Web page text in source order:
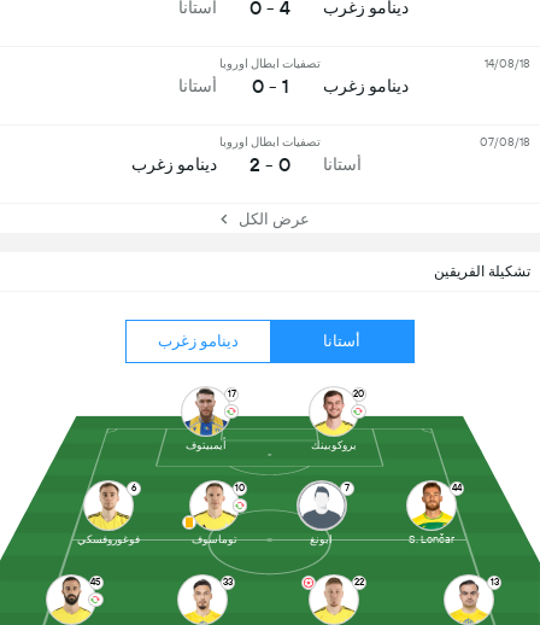
تشكيلة الفريقين
أستانا دينامو زغرب
45 33 22 13
6
فوغوروفسكي
10
توماسوف
7
ابونغ
44
S. Lončar
17
أيمبيتوف
20
بروكوبينك
دينامو زغرب 4 - 0 أستانا
دينامو زغرب
تصفيات ابطال اوروبا
1 - 0 أستانا
14/08/18
أستانا
تصفيات ابطال اوروبا
0 - 2 دينامو زغرب
07/08/18
عرض الكل